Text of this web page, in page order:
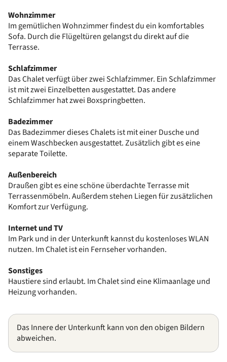
Wohnzimmer
Im gemütlichen Wohnzimmer findest du ein komfortables
Sofa. Durch die Flügeltüren gelangst du direkt auf die
Terrasse.
Schlafzimmer
Das Chalet verfügt über zwei Schlafzimmer. Ein Schlafzimmer
ist mit zwei Einzelbetten ausgestattet. Das andere
Schlafzimmer hat zwei Boxspringbetten.
Badezimmer
Das Badezimmer dieses Chalets ist mit einer Dusche und
einem Waschbecken ausgestattet. Zusätzlich gibt es eine
separate Toilette.
Außenbereich
Draußen gibt es eine schöne überdachte Terrasse mit
Terrassenmöbeln. Außerdem stehen Liegen für zusätzlichen
Komfort zur Verfügung.
Internet und TV
Im Park und in der Unterkunft kannst du kostenloses WLAN
nutzen. Im Chalet ist ein Fernseher vorhanden.
Sonstiges
Haustiere sind erlaubt. Im Chalet sind eine Klimaanlage und
Heizung vorhanden.
Das Innere der Unterkunft kann von den obigen Bildern
abweichen.